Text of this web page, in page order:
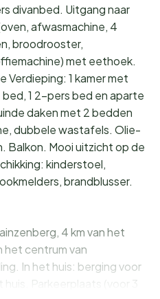
divanbed. Uitgang naar
afwasmachine, 4
broodrooster,
met eethoek.
Verdieping: 1 kamer met
1 2-pers bed en aparte
daken met 2 bedden
dubbele wastafels. Olie-
Balkon. Mooi uitzicht op de
kinderstoel,
brandblusser.
4 km van het
het centrum van
In het huis: berging voor
huis. Parkeerplaats (voor 3